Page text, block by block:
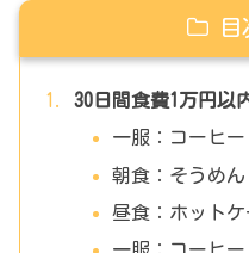
目
30日間食費1万円以
一服：コーヒー
朝食：そうめん
昼食：ホットケ